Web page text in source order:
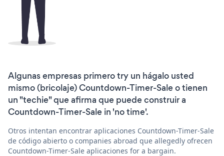
Algunas empresas primero try un hágalo usted
mismo (bricolaje) Countdown-Timer-Sale o tienen
un "techie" que afirma que puede construir a
Countdown-Timer-Sale in 'no time'.
Otros intentan encontrar aplicaciones Countdown-Timer-Sale
de código abierto o companies abroad que allegedly ofrecen
Countdown-Timer-Sale aplicaciones for a bargain.